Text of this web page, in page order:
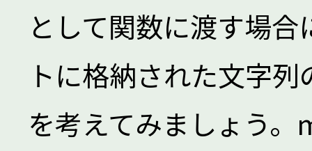
として関数に渡す場
トに格納された文字
を考えてみましょう